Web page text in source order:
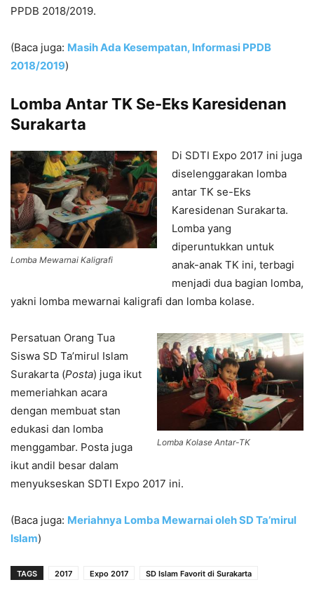
PPDB 2018/2019.
(Baca juga: Masih Ada Kesempatan, Informasi PPDB
2018/2019)
Lomba Antar TK Se-Eks Karesidenan
Surakarta
Lomba Mewarnai Kaligrafi
Di SDTI Expo 2017 ini juga
diselenggarakan lomba
antar TK se-Eks
Karesidenan Surakarta.
Lomba yang
diperuntukkan untuk
anak-anak TK ini, terbagi
menjadi dua bagian lomba,
yakni lomba mewarnai kaligrafi dan lomba kolase.
Lomba Kolase Antar-TK
Persatuan Orang Tua
Siswa SD Ta’mirul Islam
Surakarta (Posta) juga ikut
memeriahkan acara
dengan membuat stan
edukasi dan lomba
menggambar. Posta juga
ikut andil besar dalam
menyukseskan SDTI Expo 2017 ini.
(Baca juga: Meriahnya Lomba Mewarnai oleh SD Ta’mirul
Islam)
TAGS 2017 Expo 2017 SD Islam Favorit di Surakarta